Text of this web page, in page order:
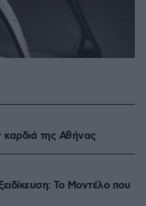
καρδιά της Αθήνας
Το Mοντέλο που